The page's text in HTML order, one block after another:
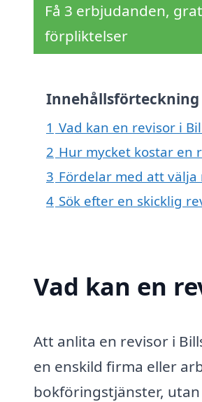
Få 3 erbjudanden,
förpliktelser
Innehållsförteckning
1 Vad kan en revisor i
2 Hur mycket kostar en
3 Fördelar med att välja
4 Sök efter en skicklig
Vad kan en
Att anlita en revisor i
en enskild firma eller
bokföringstjänster,